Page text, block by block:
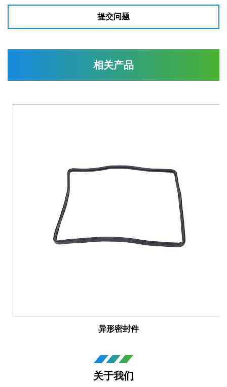
提交问题
相关产品
异形密封件
关于我们